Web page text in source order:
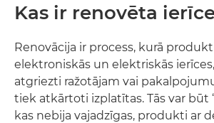
Kas ir renovēta
Renovācija ir process, kurā
elektroniskās un elektriskās
atgriezti ražotājam vai
tiek atkārtoti izplatītas. Tās var būt
kas nebija vajadzīgas, produkti ar